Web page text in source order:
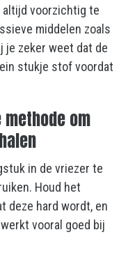
altijd voorzichtig te
middelen zoals
je zeker weet dat de
stukje stof voordat
om
in de vriezer te
Houd het
deze hard wordt, en
vooral goed bij